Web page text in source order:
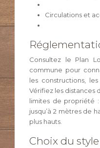
Circulations et
Consultez le Plan
commune pour
les constructions,
Vérifiez les distances
limites de propriété
jusqu’à 2 mètres de
plus hauts.
Choix du